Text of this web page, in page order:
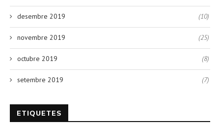
desembre 2019 (10)
novembre 2019 (25)
octubre 2019 (8)
setembre 2019 (7)
ETIQUETES